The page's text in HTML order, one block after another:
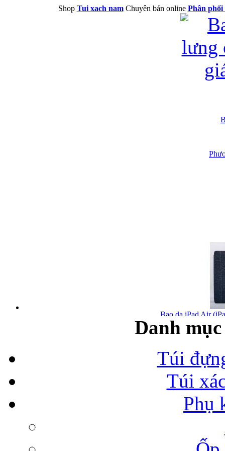
Shop Tui xach namChuyên bán online Phân phối
Bao da iPad Air
Bao da iPad Air
Danh
Túi
Túi
Phụ